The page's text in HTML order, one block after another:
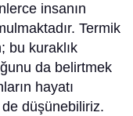
insanın
Termik
bu kuraklık
da belirtmek
hayatı
düşünebiliriz.